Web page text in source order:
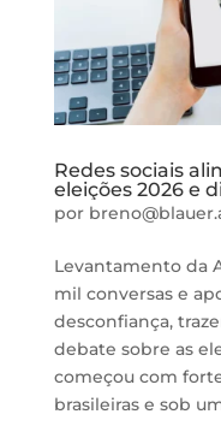
Redes sociais
eleições 2026 e
por
Levantamento da
mil conversas e
desconfiança,
debate sobre as
começou com
brasileiras e sob